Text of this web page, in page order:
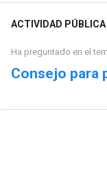
ACTIVIDAD PÚBLICA
Ha preguntado en el
Consejo para